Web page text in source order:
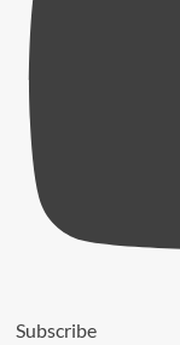
Subscribe